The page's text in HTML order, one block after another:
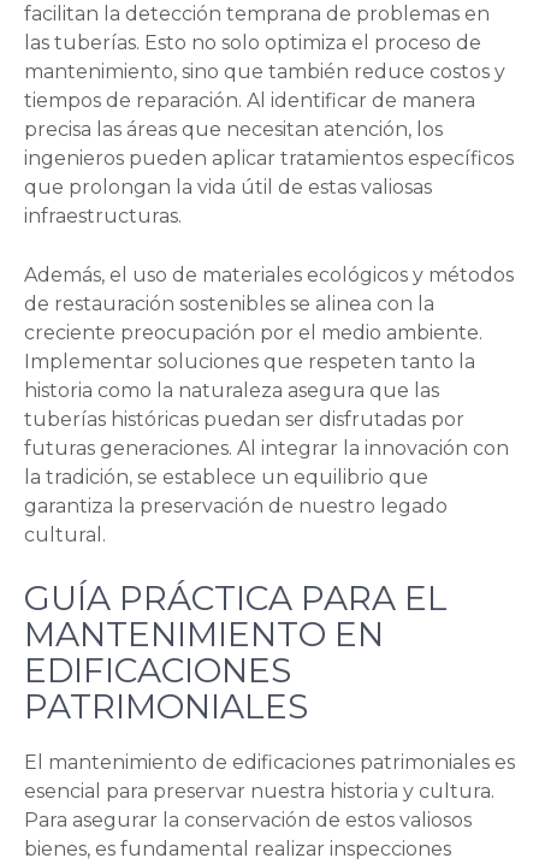
facilitan la detección temprana de problemas en
las tuberías. Esto no solo optimiza el proceso de
mantenimiento, sino que también reduce costos y
tiempos de reparación. Al identificar de manera
precisa las áreas que necesitan atención, los
ingenieros pueden aplicar tratamientos específicos
que prolongan la vida útil de estas valiosas
infraestructuras.
Además, el uso de materiales ecológicos y métodos
de restauración sostenibles se alinea con la
creciente preocupación por el medio ambiente.
Implementar soluciones que respeten tanto la
historia como la naturaleza asegura que las
tuberías históricas puedan ser disfrutadas por
futuras generaciones. Al integrar la innovación con
la tradición, se establece un equilibrio que
garantiza la preservación de nuestro legado
cultural.
GUÍA PRÁCTICA PARA EL
MANTENIMIENTO EN
EDIFICACIONES
PATRIMONIALES
El mantenimiento de edificaciones patrimoniales es
esencial para preservar nuestra historia y cultura.
Para asegurar la conservación de estos valiosos
bienes, es fundamental realizar inspecciones